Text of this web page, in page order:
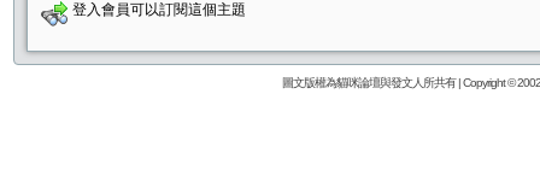
登入會員可以訂閱這個主題
圖文版權為貓咪論壇與發文人所共有 | Copyright ©